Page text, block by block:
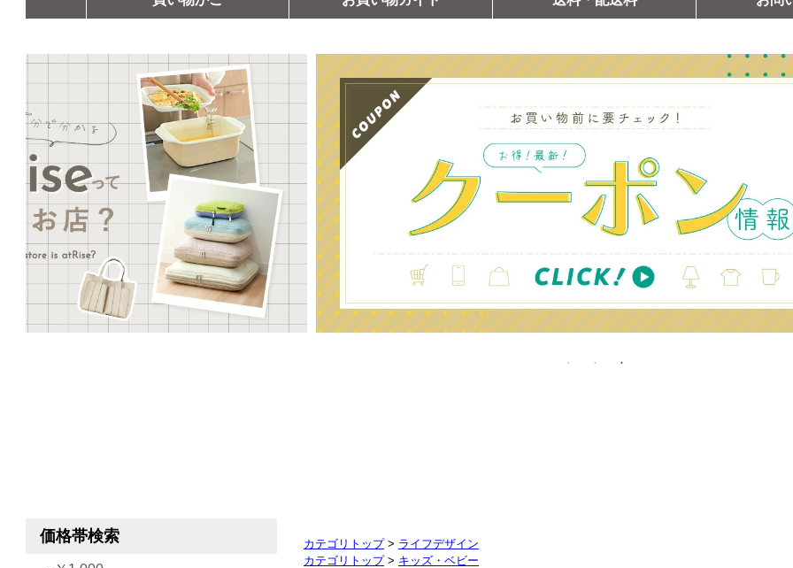
カテゴリトップ> ライフデザイン
カテゴリトップ> キッズ・ベビー